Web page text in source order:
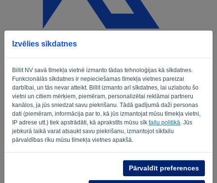
Izvēlies sīkdatnes
Billit NV savā tīmekļa vietnē izmanto tādas tehnoloģijas kā sīkdatnes.
Funkcionālās sīkdatnes ir nepieciešamas tīmekļa vietnes pareizai
darbībai, un tās nevar atteikt. Billit izmanto arī sīkdatnes, lai uzlabotu šo
vietni un citiem mērķiem, piemēram, personalizētai reklāmai partneru
kanālos, ja jūs sniedzat savu piekrišanu. Tādā gadījumā daži personas
dati (piemēram, informācija par to, kā jūs izmantojat mūsu tīmekļa vietni,
IP adrese utt.) tiek apstrādāti, kā aprakstīts mūsu sīk failu politikā . Jūs
jebkurā laikā varat atsaukt savu piekrišanu, izmantojot sīkfailu
pārvaldības rīku mūsu tīmekļa vietnes apakšā.
Pārvaldīt preferences
Welkom
E-pasts
Parole
Atgādināt
PIERAKSTĪTIES